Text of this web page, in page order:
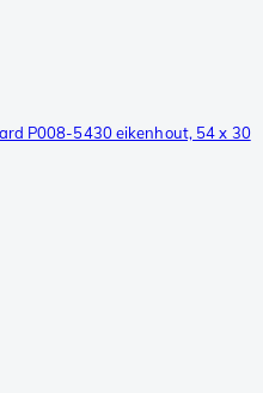
P008-5430 eikenhout, 54 x 30